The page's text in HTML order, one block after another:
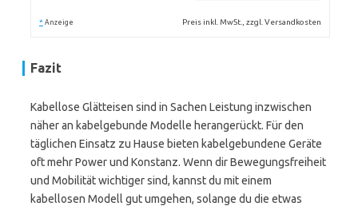
* Anzeige Preis inkl. MwSt., zzgl. Versandkosten
Fazit
Kabellose Glätteisen sind in Sachen Leistung inzwischen
näher an kabelgebunde Modelle herangerückt. Für den
täglichen Einsatz zu Hause bieten kabelgebundene Geräte
oft mehr Power und Konstanz. Wenn dir Bewegungsfreiheit
und Mobilität wichtiger sind, kannst du mit einem
kabellosen Modell gut umgehen, solange du die etwas